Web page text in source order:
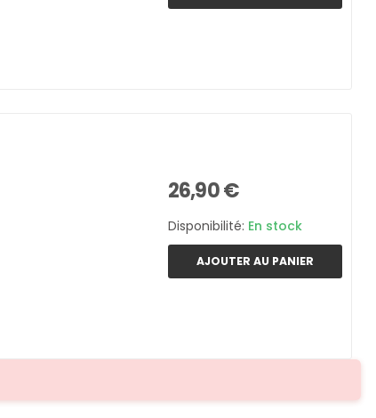
26,90 €
Disponibilité: En stock
AJOUTER AU PANIER